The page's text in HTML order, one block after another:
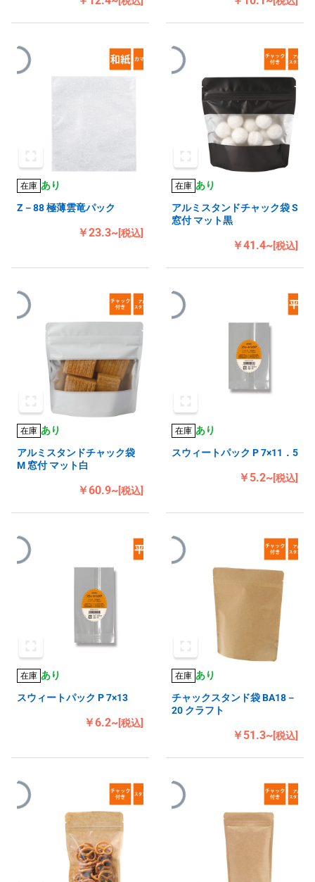
在庫 あり
Z－88 極薄雲竜パック
￥23.3~[税込]
在庫 あり
アルミスタンドチャック袋 S
窓付 マット黒
￥41.4~[税込]
在庫 あり
アルミスタンドチャック袋
M 窓付 マット白
￥60.9~[税込]
在庫 あり
スウィートパック P 7×11．5
￥5.2~[税込]
在庫 あり
スウィートパック P 7×13
￥6.2~[税込]
在庫 あり
チャックスタンド袋 BA18－
20 クラフト
￥51.3~[税込]